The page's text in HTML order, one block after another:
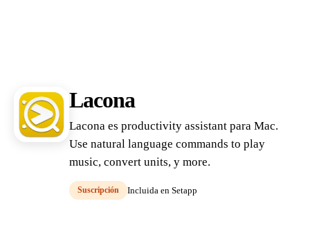
Lacona
Lacona es productivity assistant para Mac.
Use natural language commands to play
music, convert units, y more.
Suscripción Incluida en Setapp